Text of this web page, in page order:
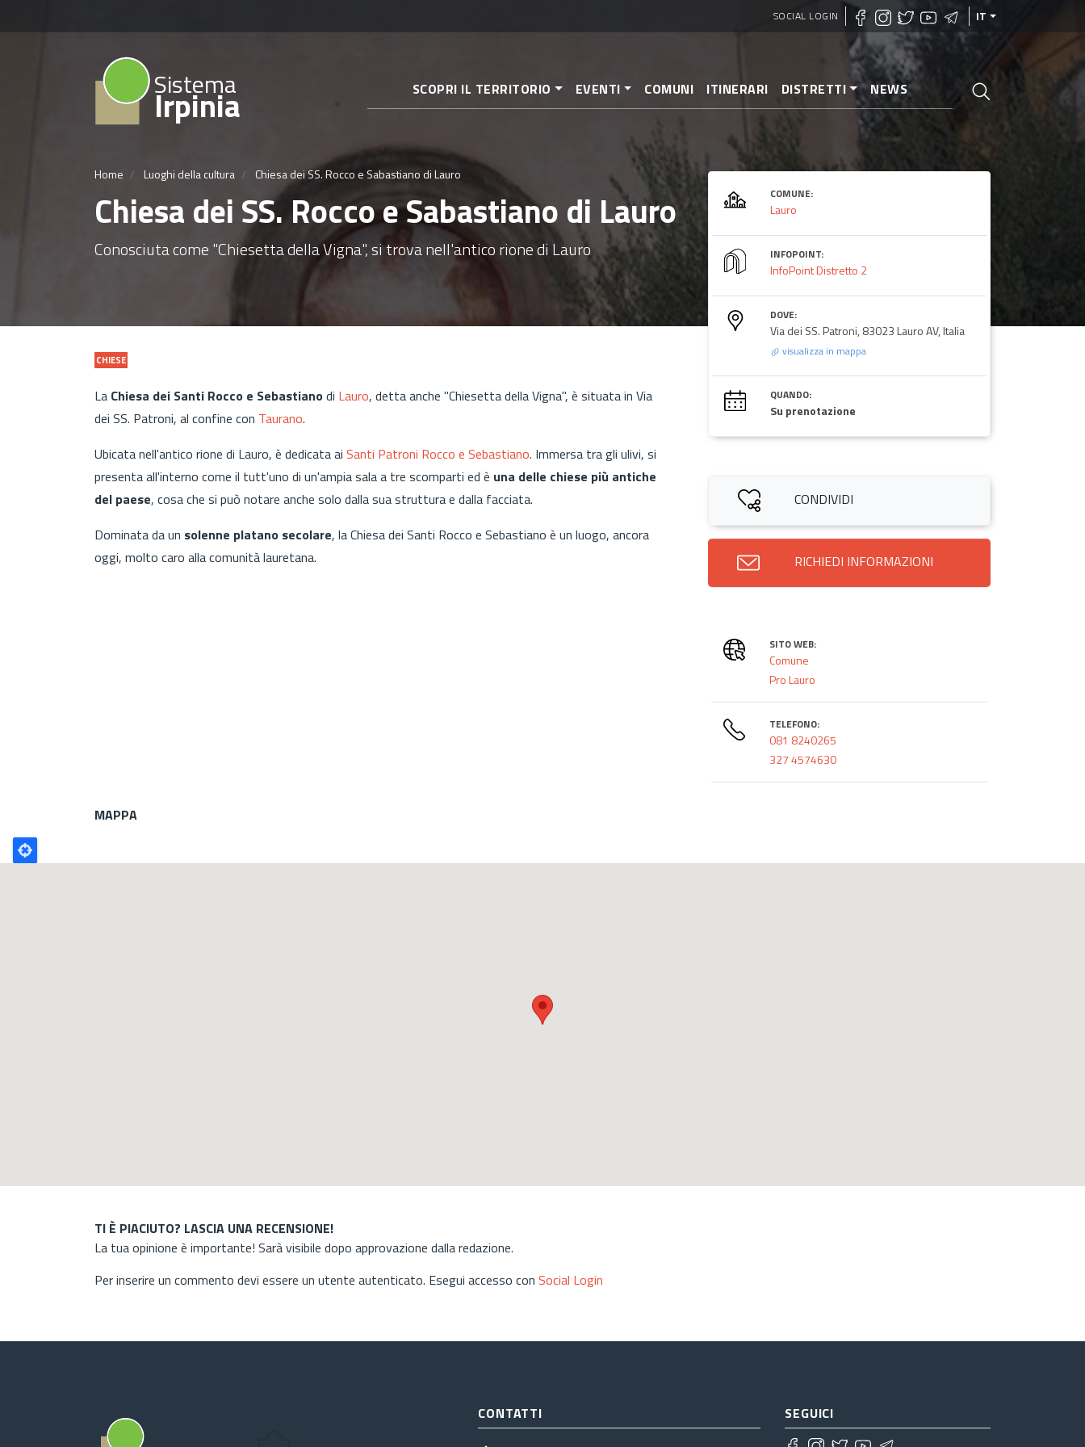
al
SOCIAL LOGIN IT
Sistema
Irpinia SCOPRI IL TERRITORIO EVENTI COMUNI ITINERARI DISTRETTI NEWS
Home Luoghi della cultura Chiesa dei SS. Rocco e Sabastiano di Lauro
Chiesa dei SS. Rocco e Sabastiano di Lauro
Conosciuta come "Chiesetta della Vigna", si trova nell'antico rione di Lauro
CHIESE
La Chiesa dei Santi Rocco e Sebastianodi Lauro, detta anche "Chiesetta della Vigna", è situata in Via
dei SS. Patroni, al confine con Taurano.
Ubicata nell'antico rione di Lauro, è dedicata ai Santi Patroni Rocco e Sebastiano. Immersa tra gli ulivi, si
presenta all'interno come il tutt'uno di un'ampia sala a tre scomparti ed è una delle chiese più antiche
del paese, cosa che si può notare anche solo dalla sua struttura e dalla facciata.
Dominata da un solenne platano secolare, la Chiesa dei Santi Rocco e Sebastiano è un luogo, ancora
oggi, molto caro alla comunità lauretana.
COMUNE:
Lauro
INFOPOINT:
InfoPoint Distretto 2
DOVE:
Via dei SS. Patroni, 83023 Lauro AV, Italia
visualizza in mappa
QUANDO:
Su prenotazione
CONDIVIDI
RICHIEDI INFORMAZIONI
SITO WEB:
Comune
Pro Lauro
TELEFONO:
081 8240265
327 4574630
MAPPA
Poligono
GEO
TI È PIACIUTO? LASCIA UNA RECENSIONE!
La tua opinione è importante! Sarà visibile dopo approvazione dalla redazione.
Per inserire un commento devi essere un utente autenticato. Esegui accesso con Social Login
CONTATTI
SEGUICI